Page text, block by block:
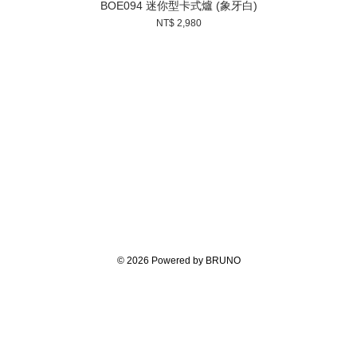
BOE094 迷你型卡式爐 (象牙白)
NT$ 2,980
© 2026 Powered by BRUNO